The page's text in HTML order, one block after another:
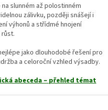
slunném až polostinném
zálivku, později snášejí i
výhonů a střídmé hnojení
jako dlouhodobé řešení pro
a celoroční vzhled výsadby.
abeceda – přehled témat